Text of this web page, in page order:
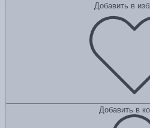
Добавить в
Добавить в